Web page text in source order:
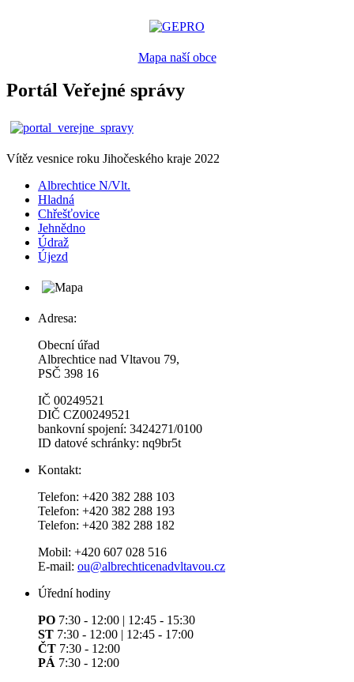
Mapa naší obce
Portál Veřejné správy
Vítěz vesnice roku Jihočeského kraje 2022
Albrechtice N/Vlt.
Hladná
Chřešťovice
Jehnědno
Údraž
Újezd
Adresa:
Obecní úřad
Albrechtice nad Vltavou 79,
PSČ 398 16
IČ 00249521
DIČ CZ00249521
bankovní spojení: 3424271/0100
ID datové schránky: nq9br5t
Kontakt:
Telefon: +420 382 288 103
Telefon: +420 382 288 193
Telefon: +420 382 288 182
Mobil: +420 607 028 516
E-mail: ou@albrechticenadvltavou.cz
Úřední hodiny
PO 7:30 - 12:00 | 12:45 - 15:30
ST 7:30 - 12:00 | 12:45 - 17:00
ČT 7:30 - 12:00
PÁ 7:30 - 12:00